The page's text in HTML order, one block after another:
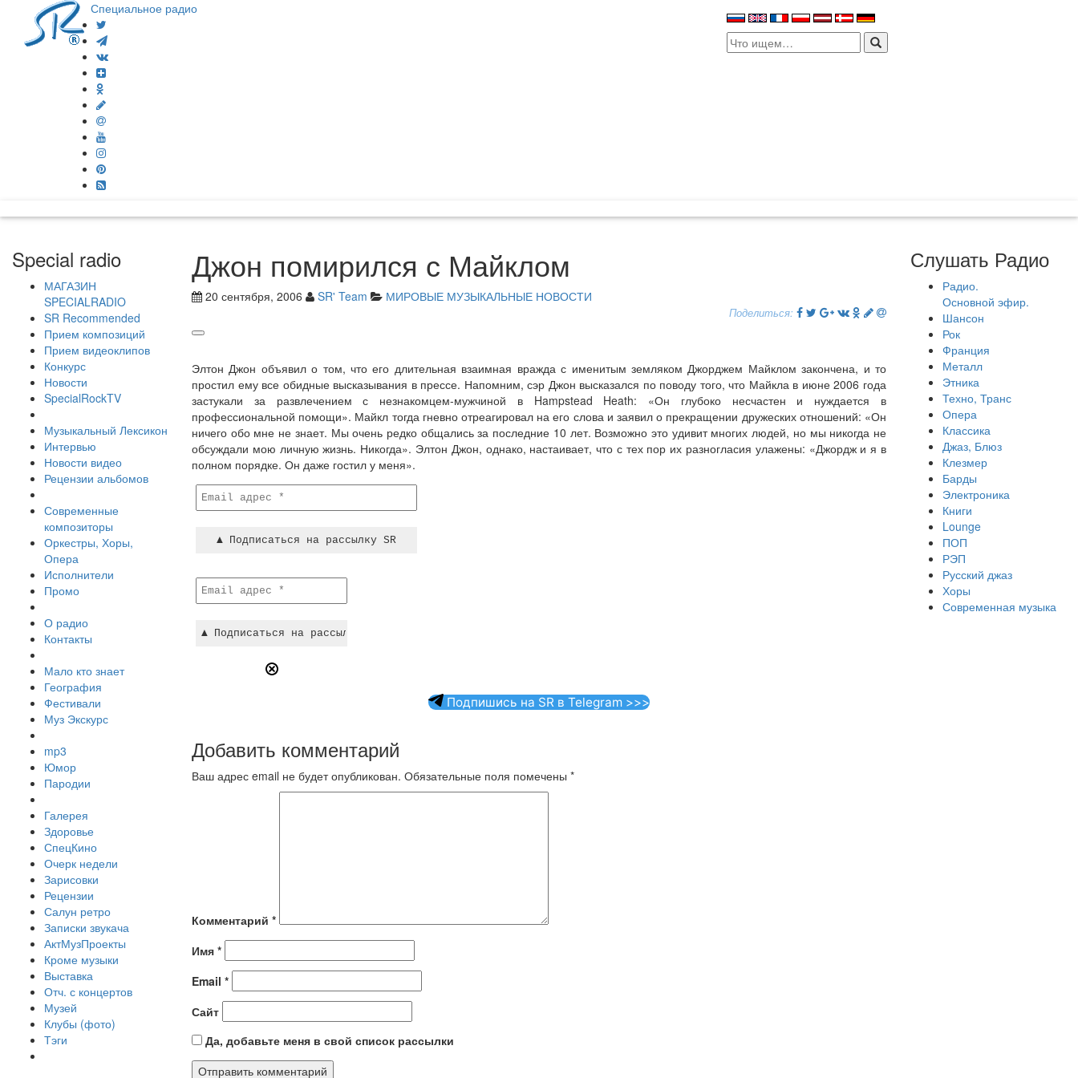
Специальное радио
Search
for:
Special radio
МАГАЗИН
SPECIALRADIO
SR Recommended
Прием композиций
Прием видеоклипов
Конкурс
Новости
SpecialRockTV
Музыкальный Лексикон
Интервью
Новости видео
Рецензии альбомов
Современные
композиторы
Оркестры, Хоры,
Опера
Исполнители
Промо
О радио
Контакты
Мало кто знает
География
Фестивали
Муз Экскурс
mp3
Юмор
Пародии
Галерея
Здоровье
СпецКино
Очерк недели
Зарисовки
Рецензии
Салун ретро
Записки звукача
АктМузПроекты
Кроме музыки
Выставка
Отч. с концертов
Музей
Клубы (фото)
Тэги
Джон помирился с Майклом
20 сентября, 2006 SR' Team МИРОВЫЕ МУЗЫКАЛЬНЫЕ НОВОСТИ
Поделиться:
Элтон Джон объявил о том, что его длительная взаимная вражда с именитым земляком Джорджем Майклом закончена, и то
простил ему все обидные высказывания в прессе. Напомним, сэр Джон высказался по поводу того, что Майкла в июне 2006 года
застукали за развлечением с незнакомцем-мужчиной в Hampstead Heath: «Он глубоко несчастен и нуждается в
профессиональной помощи». Майкл тогда гневно отреагировал на его слова и заявил о прекращении дружеских отношений: «Он
ничего обо мне не знает. Мы очень редко общались за последние 10 лет. Возможно это удивит многих людей, но мы никогда не
обсуждали мою личную жизнь. Никогда». Элтон Джон, однако, настаивает, что с тех пор их разногласия улажены: «Джордж и я в
полном порядке. Он даже гостил у меня».
Подпишись на SR в Telegram >>>
Добавить комментарий
Ваш адрес email не будет опубликован. Обязательные поля помечены *
Комментарий *
Имя *
Email *
Сайт
Да, добавьте меня в свой список рассылки
Слушать Радио
Радио.
Основной эфир.
Шансон
Рок
Франция
Металл
Этника
Техно, Транс
Опера
Классика
Джаз, Блюз
Клезмер
Барды
Электроника
Книги
Lounge
ПОП
РЭП
Русский джаз
Хоры
Современная музыка